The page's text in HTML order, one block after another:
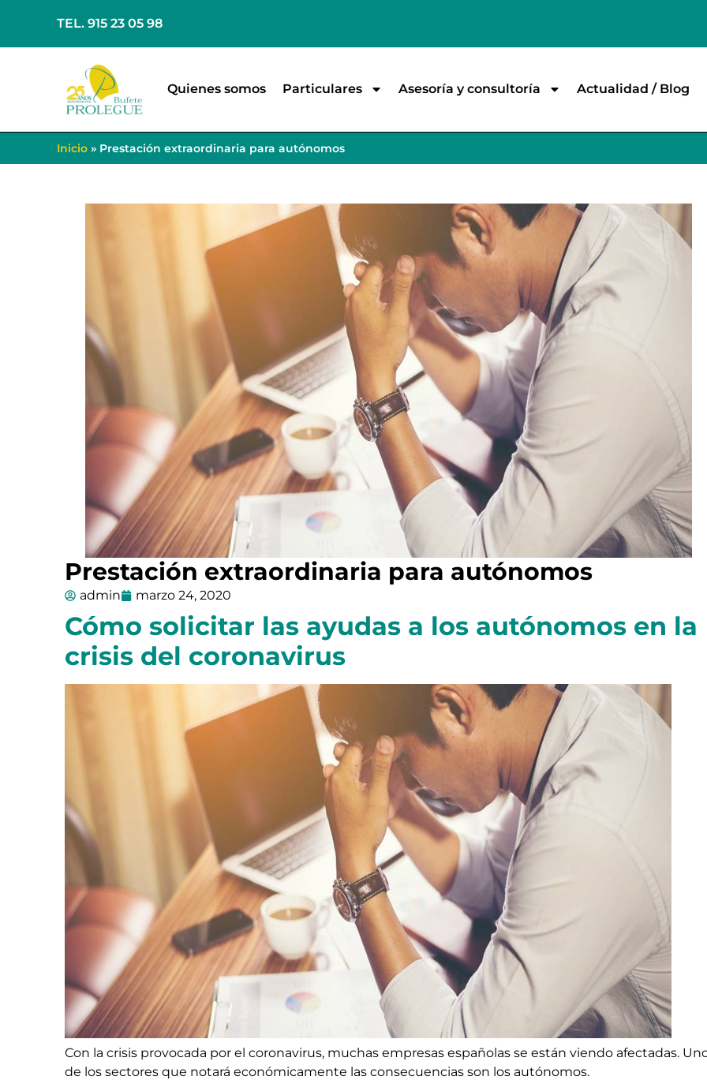
TEL. 915 23 05 98
Quienes somos Particulares Asesoría y consultoría Actualidad / Blog
Inicio » Prestación extraordinaria para autónomos
Prestación extraordinaria para autónomos
admin marzo 24, 2020
Cómo solicitar las ayudas a los autónomos en la
crisis del coronavirus
Con la crisis provocada por el coronavirus, muchas empresas españolas se están viendo afectadas.
de los sectores que notará económicamente las consecuencias son los autónomos.